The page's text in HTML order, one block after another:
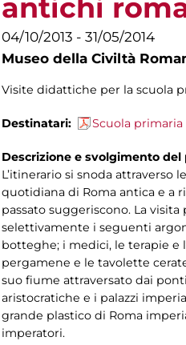
antichi
04/10/2013 - 31/05/2014
Museo della Civiltà
Visite didattiche per la scuola
Destinatari: Scuola primaria
Descrizione e svolgimento del
L’itinerario si snoda attraverso
quotidiana di Roma antica e a
passato suggeriscono. La
selettivamente i seguenti
botteghe; i medici, le terapie e
pergamene e le tavolette
suo fiume attraversato dai
aristocratiche e i palazzi
grande plastico di Roma
imperatori.